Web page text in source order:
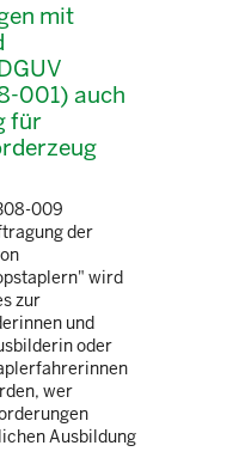
mit
001) auch
für
009
der
wird
zur
und
oder
wer
Ausbildung